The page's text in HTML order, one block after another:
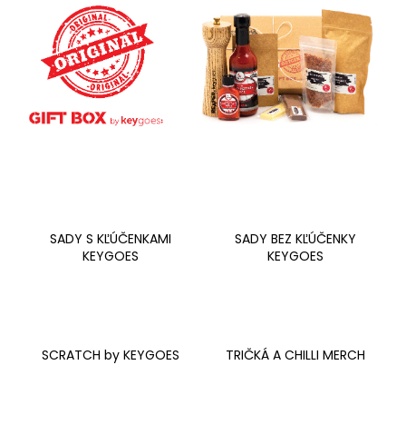
SADY S KĽÚČENKAMI
KEYGOES
SADY BEZ KĽÚČENKY
KEYGOES
SCRATCH by KEYGOES TRIČKÁ A CHILLI MERCH
?